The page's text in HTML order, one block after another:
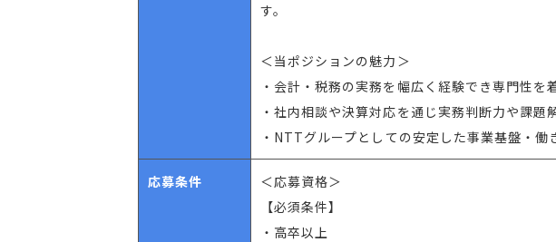
す。
＜当ポジションの魅力＞
・会計・税務の実務を幅広く経験でき専門性を
・社内相談や決算対応を通じ実務判断力や課題
・NTTグループとしての安定した事業基盤・働
応募条件
＜応募資格＞
【必須条件】
・高卒以上